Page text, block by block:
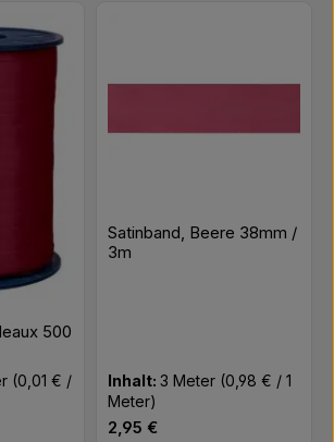
500
(0,01 € /
Satinband, Beere 38mm /
3m
Inhalt:3 Meter (0,98 € / 1
Meter)
Regulärer Preis:
2,95 €